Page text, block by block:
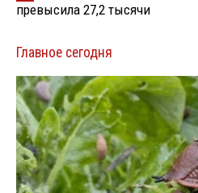
превысила 27,2 тысячи
Главное сегодня